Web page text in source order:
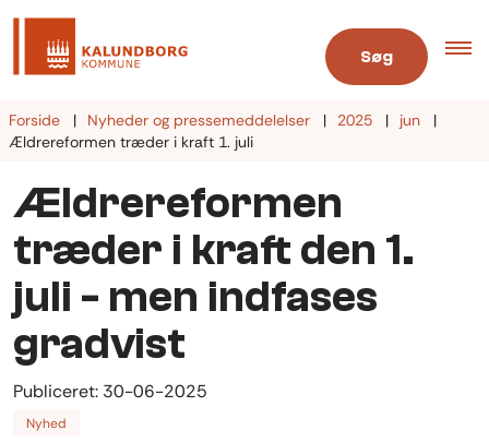
Søg
Forside Nyheder og pressemeddelelser 2025
jun
Ældrereformen træder i kraft 1. juli
Ældrereformen
træder i kraft den 1.
juli - men indfases
gradvist
Publiceret: 30-06-2025
Nyhed